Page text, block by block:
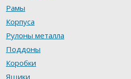
Рамы
Корпуса
Рулоны металла
Поддоны
Коробки
Ящики